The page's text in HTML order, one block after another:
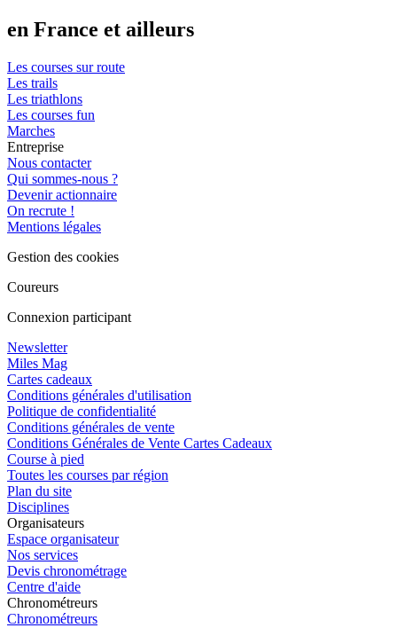
en France et ailleurs
Les courses sur route
Les trails
Les triathlons
Les courses fun
Marches
Entreprise
Nous contacter
Qui sommes-nous ?
Devenir actionnaire
On recrute !
Mentions légales
Gestion des cookies
Coureurs
Connexion participant
Newsletter
Miles Mag
Cartes cadeaux
Conditions générales d'utilisation
Politique de confidentialité
Conditions générales de vente
Conditions Générales de Vente Cartes Cadeaux
Course à pied
Toutes les courses par région
Plan du site
Disciplines
Organisateurs
Espace organisateur
Nos services
Devis chronométrage
Centre d'aide
Chronométreurs
Chronométreurs